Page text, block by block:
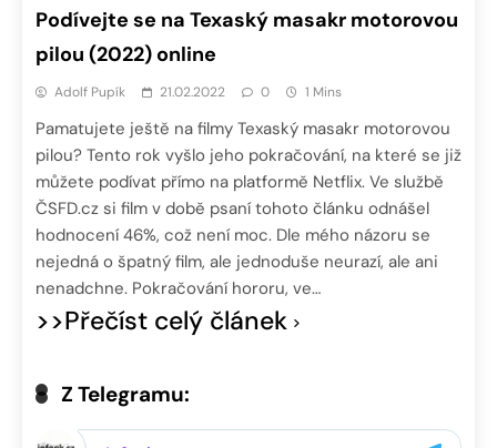
Podívejte se na Texaský masakr motorovou
pilou (2022) online
Adolf Pupík 21.02.2022 0 1 Mins
Pamatujete ještě na filmy Texaský masakr motorovou
pilou? Tento rok vyšlo jeho pokračování, na které se již
můžete podívat přímo na platformě Netflix. Ve službě
ČSFD.cz si film v době psaní tohoto článku odnášel
hodnocení 46%, což není moc. Dle mého názoru se
nejedná o špatný film, ale jednoduše neurazí, ale ani
nenadchne. Pokračování hororu, ve…
>>Přečíst celý článek
Z Telegramu: